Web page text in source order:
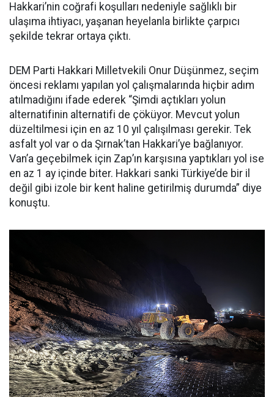
Hakkari’nin coğrafi koşulları nedeniyle sağlıklı bir
ulaşıma ihtiyacı, yaşanan heyelanla birlikte çarpıcı
şekilde tekrar ortaya çıktı.
DEM Parti Hakkari Milletvekili Onur Düşünmez, seçim
öncesi reklamı yapılan yol çalışmalarında hiçbir adım
atılmadığını ifade ederek “Şimdi açtıkları yolun
alternatifinin alternatifi de çöküyor. Mevcut yolun
düzeltilmesi için en az 10 yıl çalışılması gerekir. Tek
asfalt yol var o da Şırnak’tan Hakkari’ye bağlanıyor.
Van’a geçebilmek için Zap’ın karşısına yaptıkları yol ise
en az 1 ay içinde biter. Hakkari sanki Türkiye’de bir il
değil gibi izole bir kent haline getirilmiş durumda” diye
konuştu.